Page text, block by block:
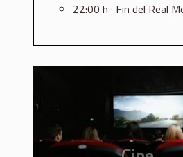
22:00 h · Fin del Real